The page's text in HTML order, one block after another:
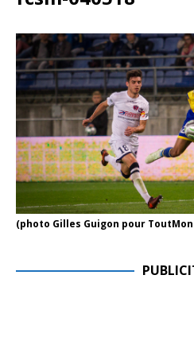
(photo Gilles Guigon pour